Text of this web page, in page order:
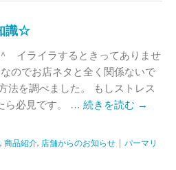
識☆
イライラするときってありませ
のでお店ネタと全く関係ないで
法を調べました。 もしストレス
ら必見です。 … 続きを読む →
, 商品紹介, 店舗からのお知らせ
パーマリ